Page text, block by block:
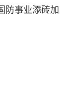
防事业添砖加